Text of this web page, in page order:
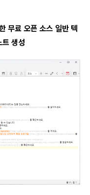
료 오픈 소스 일반 텍
트 생성